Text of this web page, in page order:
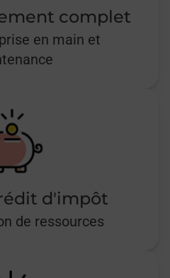
complet
en main et
d'impôt
de ressources